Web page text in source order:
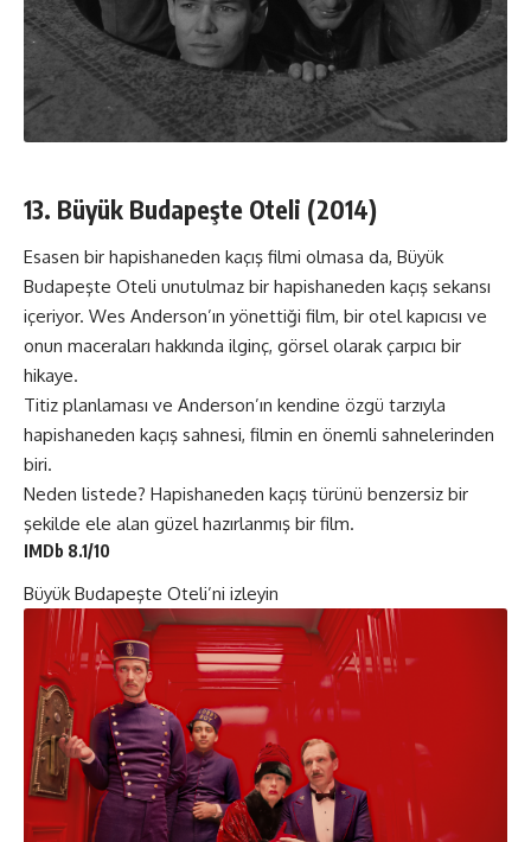
13. Büyük Budapeşte Oteli (2014)
Esasen bir hapishaneden kaçış filmi olmasa da, Büyük
Budapeşte Oteli unutulmaz bir hapishaneden kaçış sekansı
içeriyor. Wes Anderson’ın yönettiği film, bir otel kapıcısı ve
onun maceraları hakkında ilginç, görsel olarak çarpıcı bir
hikaye.
Titiz planlaması ve Anderson’ın kendine özgü tarzıyla
hapishaneden kaçış sahnesi, filmin en önemli sahnelerinden
biri.
Neden listede? Hapishaneden kaçış türünü benzersiz bir
şekilde ele alan güzel hazırlanmış bir film.
IMDb 8.1/10
Büyük Budapeşte Oteli’ni izleyin